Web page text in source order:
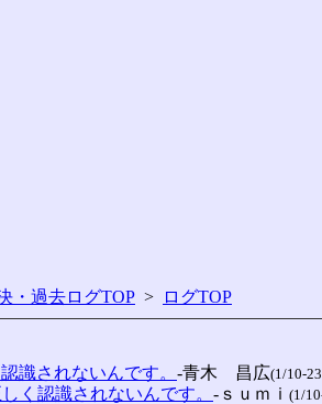
・過去ログTOP > ログTOP
識されないんです。 -青木　昌広(1/10-
く認識されないんです。 -ｓｕｍｉ (1/